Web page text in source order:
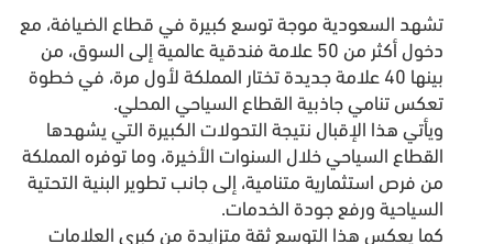
تشهد السعودية موجة توسع كبيرة في قطاع الضيافة، مع
دخول أكثر من 50 علامة فندقية عالمية إلى السوق، من
بينها 40 علامة جديدة تختار المملكة لأول مرة، في خطوة
تعكس تنامي جاذبية القطاع السياحي المحلي.
ويأتي هذا الإقبال نتيجة التحولات الكبيرة التي يشهدها
القطاع السياحي خلال السنوات الأخيرة، وما توفره المملكة
من فرص استثمارية متنامية، إلى جانب تطوير البنية التحتية
السياحية ورفع جودة الخدمات.
كما يعكس هذا التوسع ثقة متزايدة من كبرى العلامات